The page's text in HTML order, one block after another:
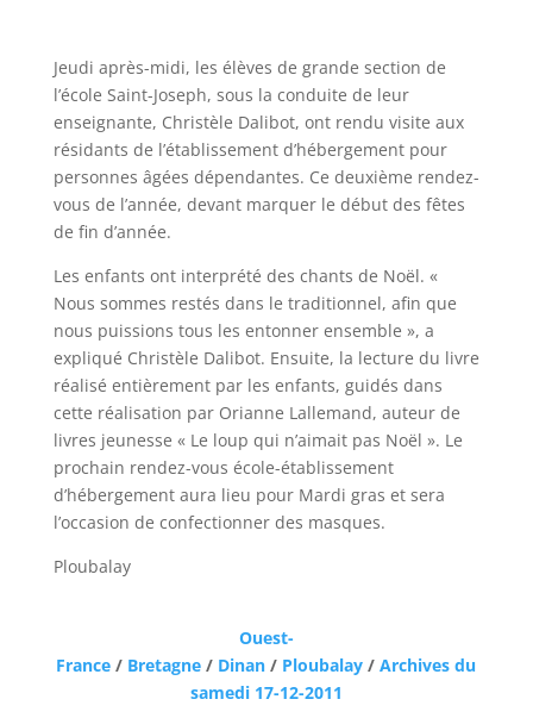
Jeudi après-midi, les élèves de grande section de
l’école Saint-Joseph, sous la conduite de leur
enseignante, Christèle Dalibot, ont rendu visite aux
résidants de l’établissement d’hébergement pour
personnes âgées dépendantes. Ce deuxième rendez-
vous de l’année, devant marquer le début des fêtes
de fin d’année.
Les enfants ont interprété des chants de Noël. «
Nous sommes restés dans le traditionnel, afin que
nous puissions tous les entonner ensemble », a
expliqué Christèle Dalibot. Ensuite, la lecture du livre
réalisé entièrement par les enfants, guidés dans
cette réalisation par Orianne Lallemand, auteur de
livres jeunesse « Le loup qui n’aimait pas Noël ». Le
prochain rendez-vous école-établissement
d’hébergement aura lieu pour Mardi gras et sera
l’occasion de confectionner des masques.
Ploubalay
Ouest-
France / Bretagne / Dinan / Ploubalay /Archives du
samedi 17-12-2011